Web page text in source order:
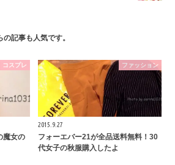
の記事も人気です。
コスプレ
魔女の
ファッション
2015.9.27
フォーエバー21が全品送料無料！30
代女子の秋服購入したよ